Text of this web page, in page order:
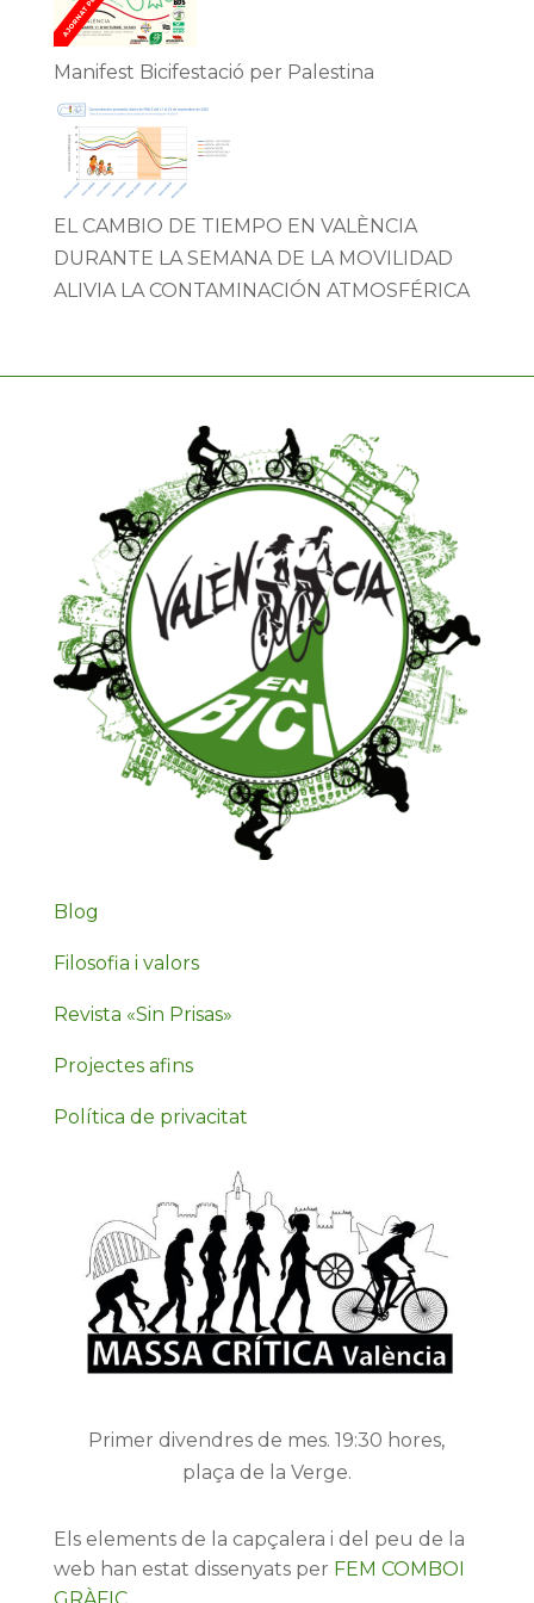
Manifest Bicifestació per Palestina
EL CAMBIO DE TIEMPO EN VALÈNCIA
DURANTE LA SEMANA DE LA MOVILIDAD
ALIVIA LA CONTAMINACIÓN ATMOSFÉRICA
Blog
Filosofia i valors
Revista «Sin Prisas»
Projectes afins
Política de privacitat
Primer divendres de mes. 19:30 hores,
plaça de la Verge.
Els elements de la capçalera i del peu de la
web han estat dissenyats per FEM COMBOI